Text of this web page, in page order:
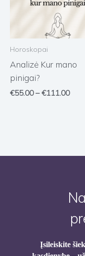
Horoskopai
Analizė Kur mano
pinigai?
€55.00 – €111.00
Įsileiskite